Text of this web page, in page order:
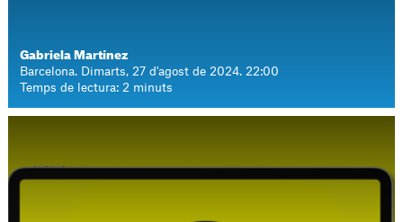
Gabriela Martínez
Barcelona. Dimarts, 27 d'agost de 2024. 22:00
Temps de lectura: 2 minuts